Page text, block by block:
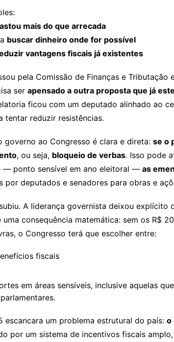
mais do que arrecada
buscar dinheiro onde for possível
vantagens fiscais já existentes
pela Comissão de Finanças e Tributação
ser apensado a outra proposta que já
ficou com um deputado alinhado ao
tentar reduzir resistências.
governo ao Congresso é clara e direta: se o
, ou seja, bloqueio de verbas. Isso pode
— ponto sensível em ano eleitoral — as
por deputados e senadores para obras e
A liderança governista deixou explícito
uma consequência matemática: sem os R$
o Congresso terá que escolher entre:
fiscais
em áreas sensíveis, inclusive aquelas
escancara um problema estrutural do país: o
por um sistema de incentivos fiscais